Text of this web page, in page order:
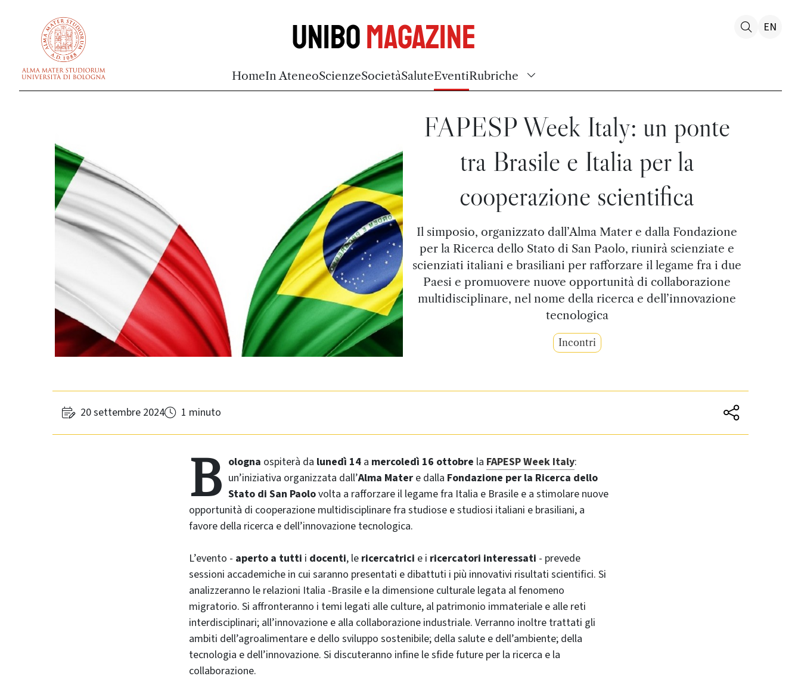
UniboMagazine
HomeIn AteneoScienzeSocietàSaluteEventiRubriche
EN
FAPESP Week Italy: un ponte
tra Brasile e Italia per la
cooperazione scientifica
Il simposio, organizzato dall’Alma Mater e dalla Fondazione
per la Ricerca dello Stato di San Paolo, riunirà scienziate e
scienziati italiani e brasiliani per rafforzare il legame fra i due
Paesi e promuovere nuove opportunità di collaborazione
multidisciplinare, nel nome della ricerca e dell’innovazione
tecnologica
Incontri
20 settembre 2024 1 minuto
B ologna ospiterà da lunedì 14 a mercoledì 16 ottobre la FAPESP Week Italy:
un’iniziativa organizzata dall’Alma Mater e dalla Fondazione per la Ricerca dello
Stato di San Paolovolta a rafforzare il legame fra Italia e Brasile e a stimolare nuove
opportunità di cooperazione multidisciplinare fra studiose e studiosi italiani e brasiliani, a
favore della ricerca e dell’innovazione tecnologica.
L’evento - aperto a tutti i docenti, le ricercatrici e i ricercatori interessati - prevede
sessioni accademiche in cui saranno presentati e dibattuti i più innovativi risultati scientifici. Si
analizzeranno le relazioni Italia -Brasile e la dimensione culturale legata al fenomeno
migratorio. Si affronteranno i temi legati alle culture, al patrimonio immateriale e alle reti
interdisciplinari; all’innovazione e alla collaborazione industriale. Verranno inoltre trattati gli
ambiti dell’agroalimentare e dello sviluppo sostenibile; della salute e dell’ambiente; della
tecnologia e dell’innovazione. Si discuteranno infine le sfide future per la ricerca e la
collaborazione.